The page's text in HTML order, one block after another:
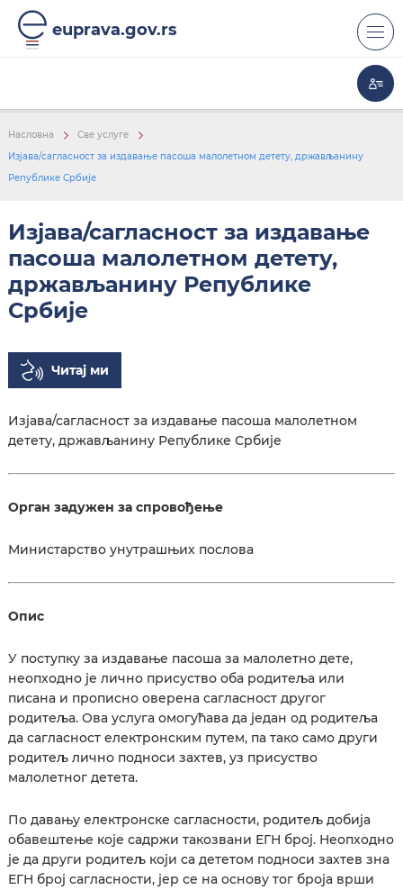
euprava.gov.rs
Насловна
Све услуге
Изјава/сагласност за издавање пасоша малолетном детету, држављанину
Републике Србије
Изјава/сагласност за издавање
пасоша малолетном детету,
држављанину Републике
Србије
Читај ми
Изјава/сагласност за издавање пасоша малолетном
детету, држављанину Републике Србије
Орган задужен за спровођење
Министарство унутрашњих послова
Опис
У поступку за издавање пасоша за малолетно дете,
неопходно је лично присуство оба родитеља или
писана и прописно оверена сагласност другог
родитеља. Ова услуга омогућава да један од родитеља
да сагласност електронским путем, па тако само други
родитељ лично подноси захтев, уз присуство
малолетног детета.
По давању електронске сагласности, родитељ добија
обавештење које садржи такозвани ЕГН број. Неопходно
је да други родитељ који са дететом подноси захтев зна
ЕГН број сагласности, јер се на основу тог броја врши